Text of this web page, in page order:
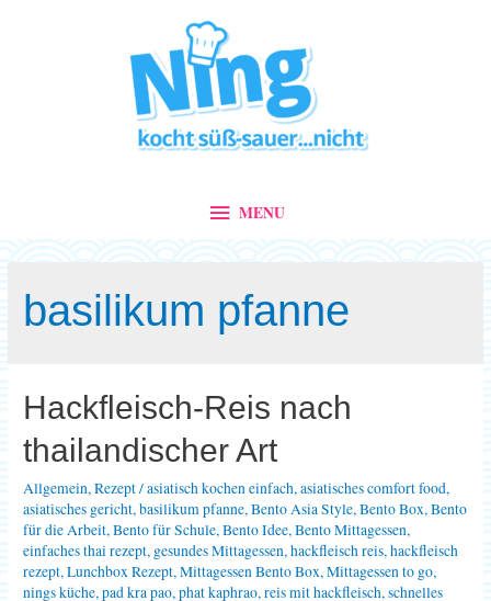
MENU
MENU
basilikum pfanne
Hackfleisch-Reis nach
thailandischer Art
Allgemein,Rezept/asiatisch kochen einfach,asiatisches comfort food,
asiatisches gericht,basilikum pfanne,Bento Asia Style,Bento Box,Bento
für die Arbeit,Bento für Schule,Bento Idee,Bento Mittagessen,
einfaches thai rezept, gesundes Mittagessen,hackfleisch reis,hackfleisch
rezept,Lunchbox Rezept,Mittagessen Bento Box,Mittagessen to go,
nings küche,pad kra pao,phat kaphrao,reis mit hackfleisch,schnelles